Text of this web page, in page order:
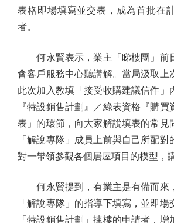
表格即場填寫並交表，成為首批在
者。
何永賢表示，業主「睇樓團」前
會客戶服務中心聽講解。當局汲取上
此次加入教填「接受收購建議信件」
『特設銷售計劃』／綠表資格『購
表」的環節，向大家解說填表的常見
「解說專隊」成員上前與自己所配對
對一帶領參觀各個居屋項目的模型，
何永賢提到，有業主是有備而來
「解說專隊」的指導下填寫，並即場
「特設銷售計劃」揀樓的申請者，